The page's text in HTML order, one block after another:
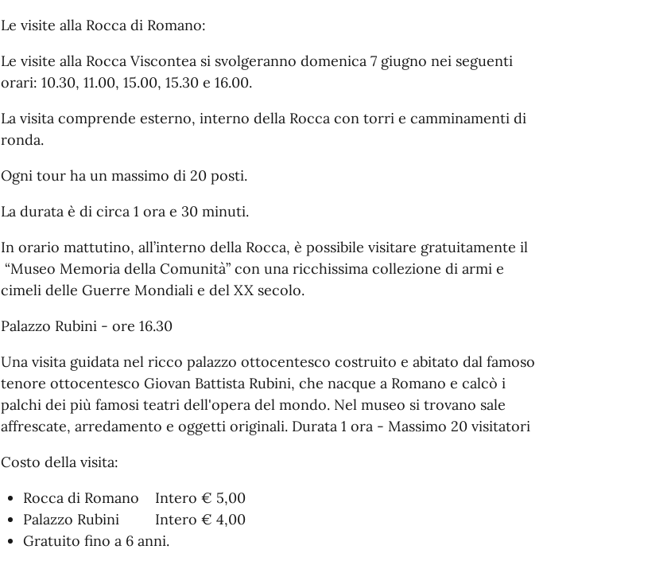
Le visite alla Rocca di Romano:
Le visite alla Rocca Viscontea si svolgeranno domenica 7 giugno nei seguenti
orari: 10.30, 11.00, 15.00, 15.30 e 16.00.
La visita comprende esterno, interno della Rocca con torri e camminamenti di
ronda.
Ogni tour ha un massimo di 20 posti.
La durata è di circa 1 ora e 30 minuti.
In orario mattutino, all’interno della Rocca, è possibile visitare gratuitamente il
“Museo Memoria della Comunità” con una ricchissima collezione di armi e
cimeli delle Guerre Mondiali e del XX secolo.
Palazzo Rubini - ore 16.30
Una visita guidata nel ricco palazzo ottocentesco costruito e abitato dal famoso
tenore ottocentesco Giovan Battista Rubini, che nacque a Romano e calcò i
palchi dei più famosi teatri dell'opera del mondo. Nel museo si trovano sale
affrescate, arredamento e oggetti originali. Durata 1 ora - Massimo 20 visitatori
Costo della visita:
Rocca di Romano Intero € 5,00
Palazzo Rubini Intero € 4,00
Gratuito fino a 6 anni.